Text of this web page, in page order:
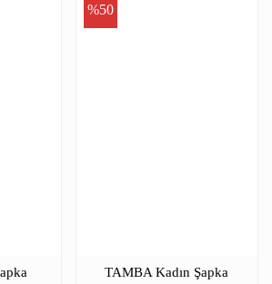
TAMBA Kadın Şapka
%50